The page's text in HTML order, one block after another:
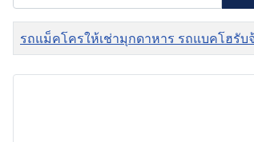
ชื่อ
รถแม็คโครให้เช่ามุกดาหาร รถแบคโฮรั